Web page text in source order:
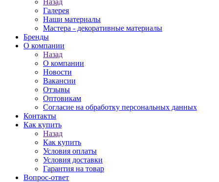
Назад
Галерея
Наши материалы
Мастера - декоративные материалы
Бренды
О компании
Назад
О компании
Новости
Вакансии
Отзывы
Оптовикам
Cогласие на обработку персональных данных
Контакты
Как купить
Назад
Как купить
Условия оплаты
Условия доставки
Гарантия на товар
Вопрос-ответ